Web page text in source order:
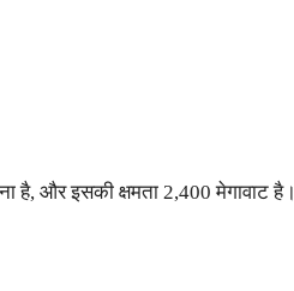
है, और इसकी क्षमता 2,400 मेगावाट है।